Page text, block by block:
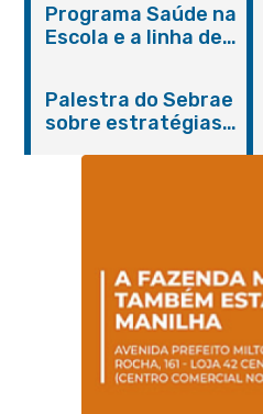
Programa Saúde na
Escola e a linha de
promovem
conscientização
sobre hanseníase
Palestra do Sebrae
sobre estratégias